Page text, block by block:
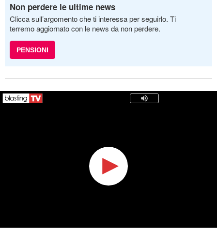
Non perdere le ultime news
Clicca sull’argomento che ti interessa per seguirlo. Ti
terremo aggiornato con le news da non perdere.
PENSIONI